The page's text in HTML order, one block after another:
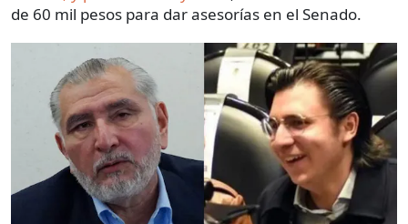
de 60 mil pesos para dar asesorías en el Senado.